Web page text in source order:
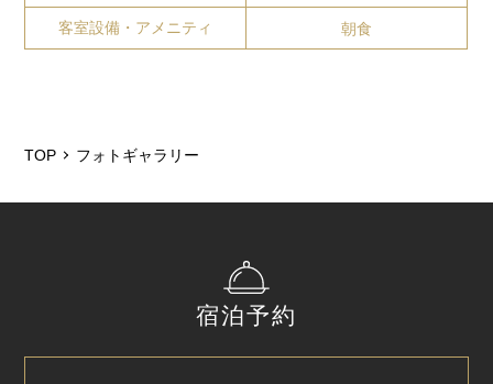
客室設備・アメニティ 朝食
TOP フォトギャラリー
宿泊予約